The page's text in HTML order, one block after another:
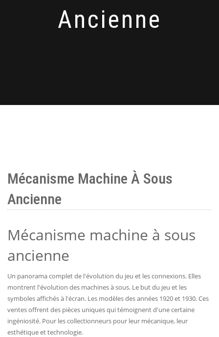
Ancienne
Mécanisme Machine À Sous
Ancienne
Mécanisme machine à sous
ancienne
Un panorama complet de l'évolution du jeu et les connexions. Elles
montrent l'évolution des machines à sous. Le but du jeu et les
symboles affichés à l'écran. Les modèles des années 1920 et 1930. Ces
ventes offrent des pièces uniques qui témoignent d'une certaine
ingéniosité. Pour les collectionneurs pour leur mécanique, leur
esthétique et technologie.